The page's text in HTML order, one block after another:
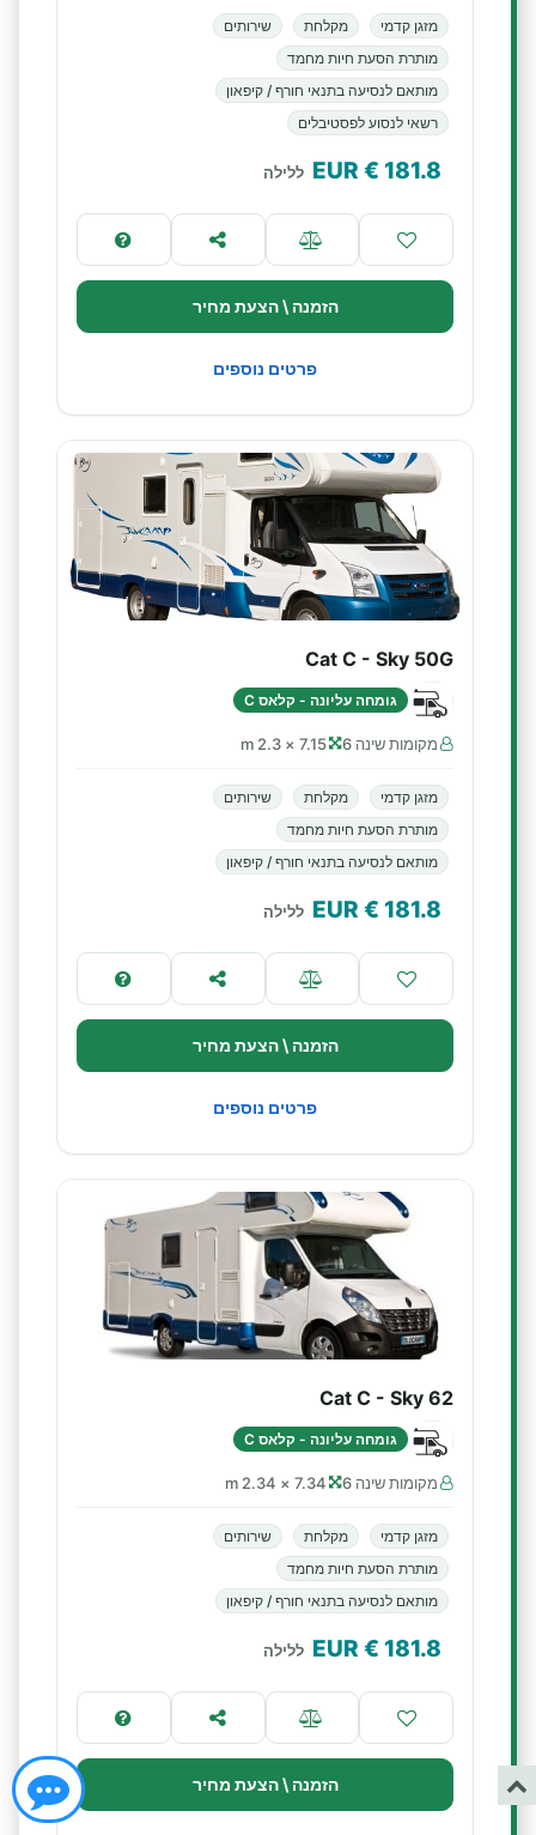
מזגן קדמי מקלחת
שירותים
מותרת הסעת חיות מחמד
מותאם לנסיעה בתנאי חורף / קיפאון
רשאי לנסוע לפסטיבלים
181.8
€ EUR ללילה
הזמנה \ הצעת מחיר
פרטים נוספים
Cat C - Sky 50G
גומחה עליונה - קלאס C
מקומות שינה 6 7.15 × 2.3 m
מזגן קדמי מקלחת
שירותים
מותרת הסעת חיות מחמד
מותאם לנסיעה בתנאי חורף / קיפאון
181.8
€ EUR ללילה
הזמנה \ הצעת מחיר
פרטים נוספים
Cat C - Sky 62
גומחה עליונה - קלאס C
מקומות שינה 6 7.34 × 2.34 m
מזגן קדמי מקלחת
שירותים
מותרת הסעת חיות מחמד
מותאם לנסיעה בתנאי חורף / קיפאון
181.8
€ EUR ללילה
הזמנה \ הצעת מחיר